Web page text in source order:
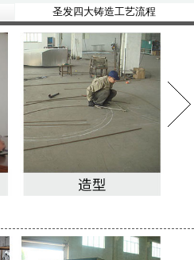
圣发四大铸造工艺流程